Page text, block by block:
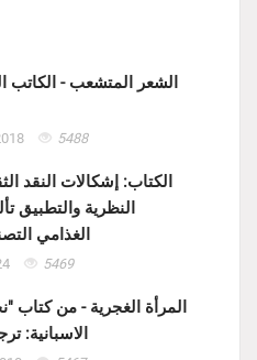
الشعر المتشعب - الكاتب
5488
الكتاب: إشكالات النقد
النظرية والتطبيق
الغذامي
5469
المرأة الغجرية - من كتاب
الاسبانية: